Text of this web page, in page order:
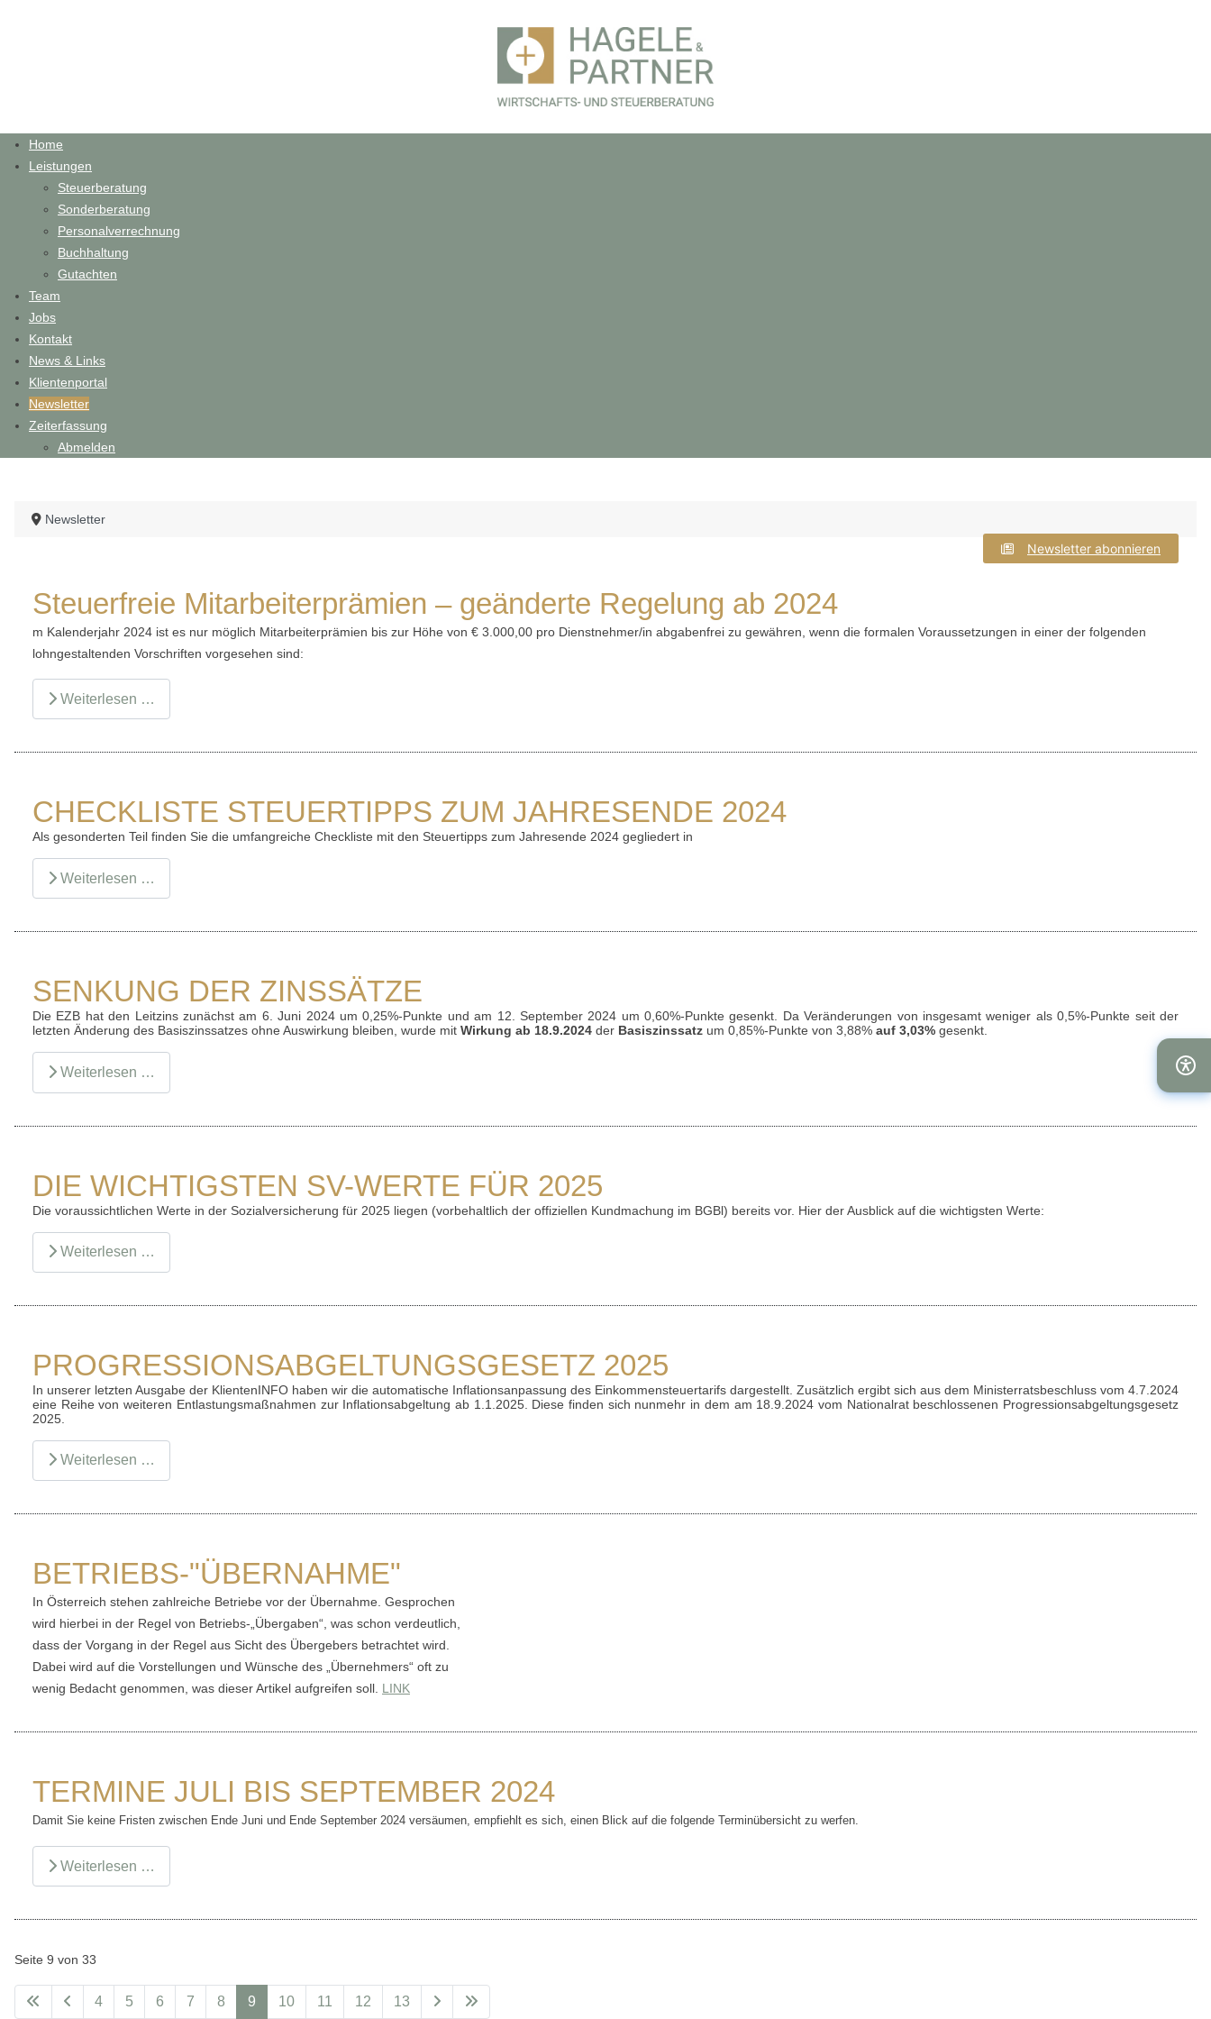
Home
Leistungen
Steuerberatung
Sonderberatung
Personalverrechnung
Buchhaltung
Gutachten
Team
Jobs
Kontakt
News & Links
Klientenportal
Newsletter
Zeiterfassung
Abmelden
Newsletter
Newsletter abonnieren
Steuerfreie Mitarbeiterprämien – geänderte Regelung ab 2024
m Kalenderjahr 2024 ist es nur möglich Mitarbeiterprämien bis zur Höhe von € 3.000,00 pro Dienstnehmer/in abgabenfrei zu gewähren, wenn die formalen Voraussetzungen in einer der folgenden
lohngestaltenden Vorschriften vorgesehen sind:
Weiterlesen …
CHECKLISTE STEUERTIPPS ZUM JAHRESENDE 2024
Als gesonderten Teil finden Sie die umfangreiche Checkliste mit den Steuertipps zum Jahresende 2024 gegliedert in
Weiterlesen …
SENKUNG DER ZINSSÄTZE
Die EZB hat den Leitzins zunächst am 6. Juni 2024 um 0,25%-Punkte und am 12. September 2024 um 0,60%-Punkte gesenkt. Da Veränderungen von insgesamt weniger als 0,5%-Punkte seit der
letzten Änderung des Basiszinssatzes ohne Auswirkung bleiben, wurde mit Wirkung ab 18.9.2024 der Basiszinssatz um 0,85%-Punkte von 3,88% auf 3,03% gesenkt.
Weiterlesen …
DIE WICHTIGSTEN SV-WERTE FÜR 2025
Die voraussichtlichen Werte in der Sozialversicherung für 2025 liegen (vorbehaltlich der offiziellen Kund­mach­ung im BGBl) bereits vor. Hier der Ausblick auf die wichtigsten Werte:
Weiterlesen …
PROGRESSIONSABGELTUNGSGESETZ 2025
In unserer letzten Ausgabe der KlientenINFO haben wir die automatische Inflationsanpassung des Einkommensteuertarifs dargestellt. Zusätzlich ergibt sich aus dem Ministerratsbeschluss vom 4.7.2024
eine Reihe von weiteren Entlastungsmaßnahmen zur Inflationsabgeltung ab 1.1.2025. Diese finden sich nunmehr in dem am 18.9.2024 vom Nationalrat beschlossenen Progressionsabgeltungsgesetz
2025
Weiterlesen …
BETRIEBS-"ÜBERNAHME"
In Österreich stehen zahlreiche Betriebe vor der Übernahme. Gesprochen
wird hierbei in der Regel von Betriebs-„Übergaben“, was schon verdeutlich,
dass der Vorgang in der Regel aus Sicht des Übergebers betrachtet wird.
Dabei wird auf die Vorstellungen und Wünsche des „Übernehmers“ oft zu
wenig Bedacht genommen, was dieser Artikel aufgreifen soll. LINK
TERMINE JULI BIS SEPTEMBER 2024
Damit Sie keine Fristen zwischen Ende Juni und Ende September 2024 versäumen, empfiehlt es sich, einen Blick auf die folge­nde Terminübersicht zu werfen.
Weiterlesen …
Seite 9 von 33
4 5 6 7 8 9 10 11 12 13